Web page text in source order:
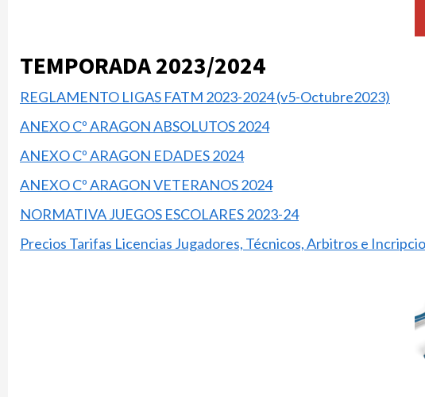
TEMPORADA 2023/2024
REGLAMENTO LIGAS FATM 2023-2024 (v5-Octubre2023)
ANEXO Cº ARAGON ABSOLUTOS 2024
ANEXO Cº ARAGON EDADES 2024
ANEXO Cº ARAGON VETERANOS 2024
NORMATIVA JUEGOS ESCOLARES 2023-24
Precios Tarifas Licencias Jugadores, Técnicos, Arbitros e